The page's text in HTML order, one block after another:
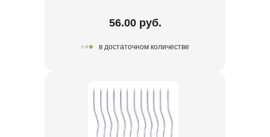
56.00 руб.
в достаточном количестве